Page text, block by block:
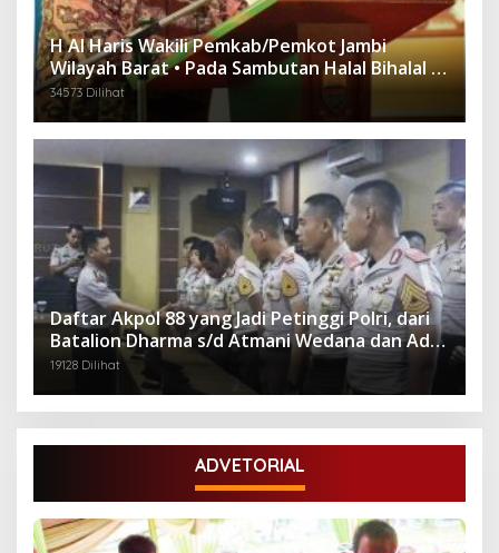
H Al Haris Wakili Pemkab/Pemkot Jambi
Wilayah Barat • Pada Sambutan Halal Bihalal di
Gubernuran
34573 Dilihat
Daftar Akpol 88 yang Jadi Petinggi Polri, dari
Batalion Dharma s/d Atmani Wedana dan Adhi
Pradana
19128 Dilihat
ADVETORIAL